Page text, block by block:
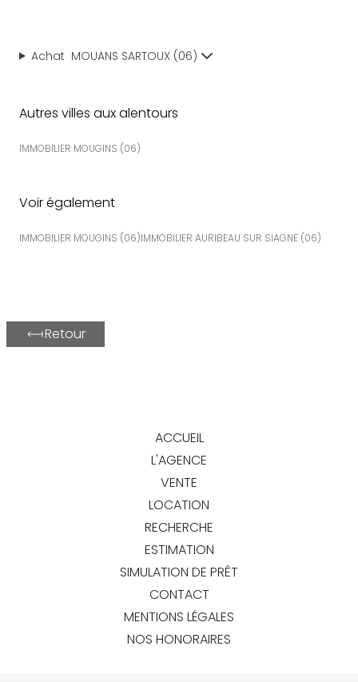
Achat MOUANS SARTOUX(06)
Autres villes aux alentours
IMMOBILIER MOUGINS (06)
Voir également
IMMOBILIER MOUGINS (06)IMMOBILIER AURIBEAU SUR SIAGNE (06)
Retour
ACCUEIL
L'AGENCE
VENTE
LOCATION
RECHERCHE
ESTIMATION
SIMULATION DE PRÊT
CONTACT
MENTIONS LÉGALES
NOS HONORAIRES